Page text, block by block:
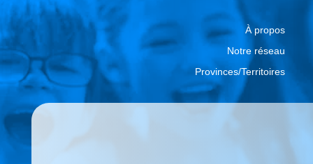
À propos
Notre réseau
Provinces/Territoires